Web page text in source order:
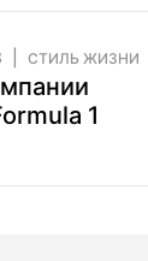
СТИЛЬ ЖИЗНИ
1